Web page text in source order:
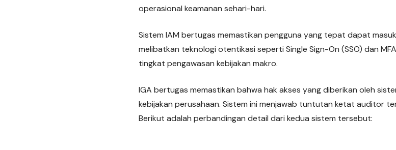
operasional keamanan sehari-hari.
Sistem IAM bertugas memastikan pengguna yang tepat dapat
melibatkan teknologi otentikasi seperti Single Sign-On (SSO) dan
tingkat pengawasan kebijakan makro.
IGA bertugas memastikan bahwa hak akses yang diberikan oleh
kebijakan perusahaan. Sistem ini menjawab tuntutan ketat auditor
Berikut adalah perbandingan detail dari kedua sistem tersebut: